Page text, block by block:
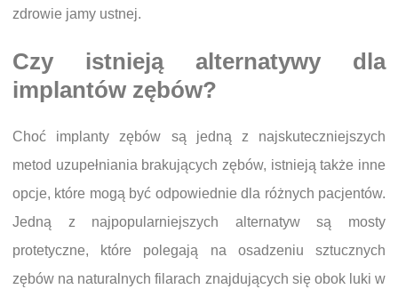
zdrowie jamy ustnej.
Czy istnieją alternatywy dla
implantów zębów?
Choć implanty zębów są jedną z najskuteczniejszych
metod uzupełniania brakujących zębów, istnieją także inne
opcje, które mogą być odpowiednie dla różnych pacjentów.
Jedną z najpopularniejszych alternatyw są mosty
protetyczne, które polegają na osadzeniu sztucznych
zębów na naturalnych filarach znajdujących się obok luki w